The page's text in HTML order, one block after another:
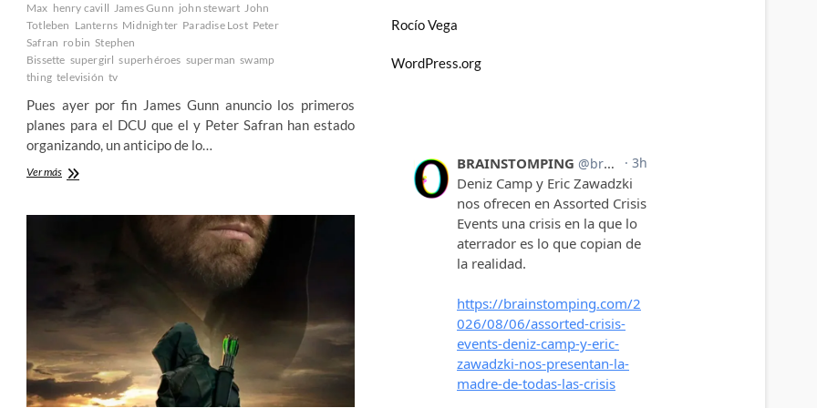
Max henry cavill James Gunn john stewart John
Totleben Lanterns Midnighter Paradise Lost Peter
Safran robin Stephen
Bissette supergirl superhéroes superman swamp
thing televisión tv
Pues ayer por fin James Gunn anuncio los primeros
planes para el DCU que el y Peter Safran han estado
organizando, un anticipo de lo…
Ver másYa
Safran)
Rocío Vega
WordPress.org